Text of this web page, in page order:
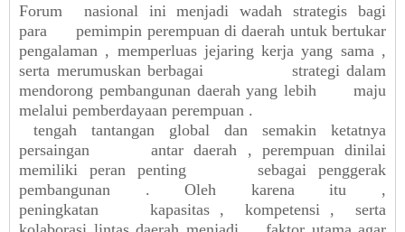
Forum nasional inimenjadiwadahstrategisbagi
para
pemimpin perempuan didaerah untukbertukar
pengalaman , memperluas jejaringkerjayang sama ,
serta merumuskan berbagai strategi dalam
mendorong pembangunan daerahyanglebih
maju
melalui pemberdayaan perempuan .
tengah tantangan global dan semakin ketatnya
persaingan
antardaerah , perempuandinilai
memilikiperanpenting sebagaipenggerak
pembangunan .Oleh karenaitu ,
peningkatan
kapasitas , kompetensi ,
serta